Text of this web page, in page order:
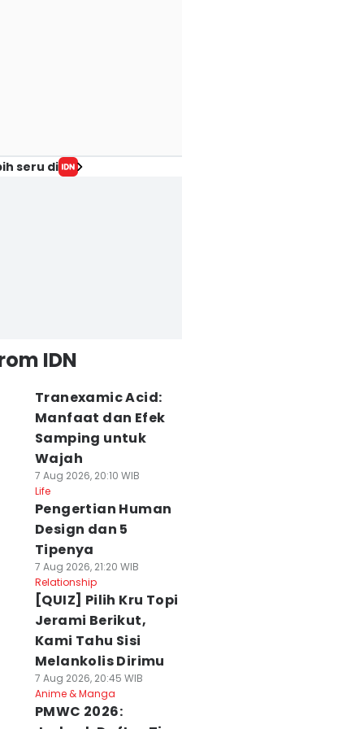
seru di
IDN
Tranexamic Acid:
Manfaat dan Efek
Samping untuk
Wajah
7 Aug 2026, 20:10 WIB
Life
Pengertian Human
Design dan 5
Tipenya
7 Aug 2026, 21:20 WIB
Relationship
[QUIZ] Pilih Kru Topi
Jerami Berikut,
Kami Tahu Sisi
Melankolis Dirimu
7 Aug 2026, 20:45 WIB
Anime & Manga
PMWC 2026: